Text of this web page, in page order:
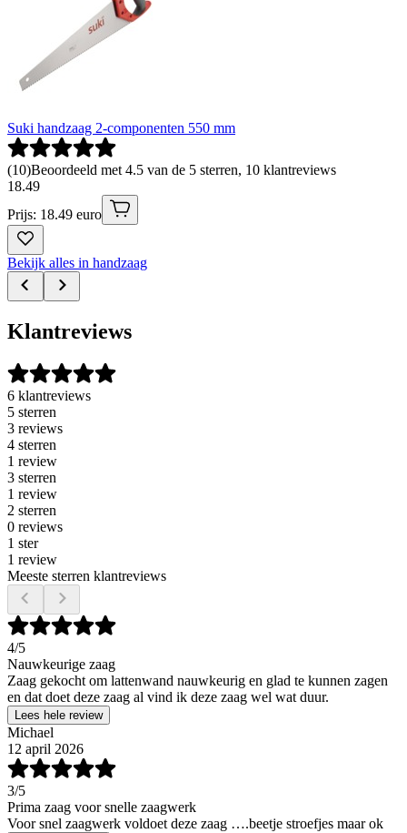
Suki handzaag 2-componenten 550 mm
(10)Beoordeeld met 4.5 van de 5 sterren, 10 klantreviews
18.49
Prijs: 18.49 euro
Bekijk alles in handzaag
Klantreviews
6 klantreviews
5 sterren
3 reviews
4 sterren
1 review
3 sterren
1 review
2 sterren
0 reviews
1 ster
1 review
Meeste sterren klantreviews
4/5
Nauwkeurige zaag
Zaag gekocht om lattenwand nauwkeurig en glad te kunnen zagen
en dat doet deze zaag al vind ik deze zaag wel wat duur.
Lees hele review
Michael
12 april 2026
3/5
Prima zaag voor snelle zaagwerk
Voor snel zaagwerk voldoet deze zaag ….beetje stroefjes maar ok